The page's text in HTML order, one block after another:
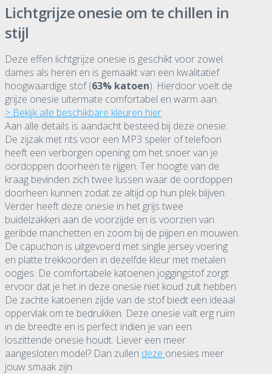
Lichtgrijze onesie om te chillen in
stijl
Deze effen lichtgrijze onesie is geschikt voor zowel
dames als heren en is gemaakt van een kwalitatief
hoogwaardige stof (63% katoen). Hierdoor voelt de
grijze onesie uitermate comfortabel en warm aan.
> Bekijk alle beschikbare kleuren hier
Aan alle details is aandacht besteed bij deze onesie:
De zijzak met rits voor een MP3 speler of telefoon
heeft een verborgen opening om het snoer van je
oordoppen doorheen te rijgen. Ter hoogte van de
kraag bevinden zich twee lussen waar de oordoppen
doorheen kunnen zodat ze altijd op hun plek blijven.
Verder heeft deze onesie in het grijs twee
buidelzakken aan de voorzijde en is voorzien van
geribde manchetten en zoom bij de pijpen en mouwen.
De capuchon is uitgevoerd met single jersey voering
en platte trekkoorden in dezelfde kleur met metalen
oogjes. De comfortabele katoenen joggingstof zorgt
ervoor dat je het in deze onesie niet koud zult hebben.
De zachte katoenen zijde van de stof biedt een ideaal
oppervlak om te bedrukken. Deze onesie valt erg ruim
in de breedte en is perfect indien je van een
loszittende onesie houdt. Liever een meer
aangesloten model? Dan zullen deze onesies meer
jouw smaak zijn.